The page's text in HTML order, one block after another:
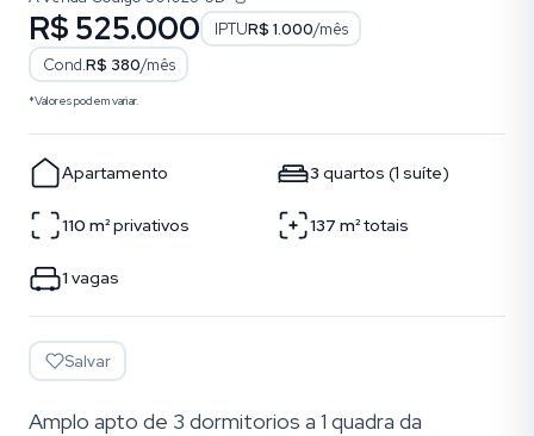
R$ 525.000 IPTUR$ 1.000/mês
Cond.R$ 380/mês
*Valores podem variar.
Apartamento 3 quartos (1 suíte)
110 m²privativos 137 m²totais
1 vagas
Salvar
Amplo apto de 3 dormitorios a 1 quadra da